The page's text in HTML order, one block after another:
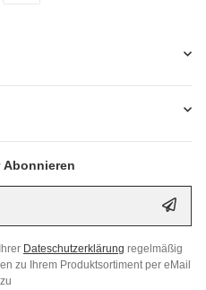
Abonnieren
Dateschutzerklärung regelmäßig
zu Ihrem Produktsortiment per eMail
zu